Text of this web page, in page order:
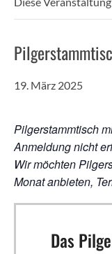
19. März 2025
Pilgerstammtisch
Anmeldung nicht
Wir möchten
Monat anbieten,
Das